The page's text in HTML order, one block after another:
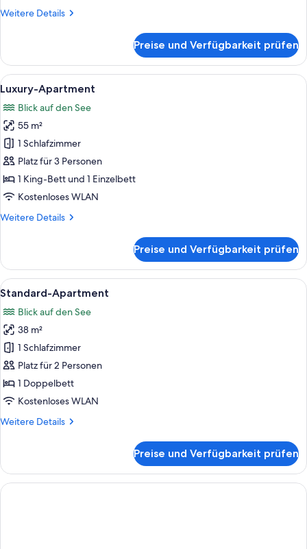
Weitere Details
Weitere
Apartment
Preise und Verfügbarkeit prüfen
Alle
Fotos
für
Luxury-
Apartment
anzeigen
Ein kompakter Wohnbereich mit
12
Luxury-Apartment
Blick auf den See
55 m²
1 Schlafzimmer
Platz für 3 Personen
1 King-Bett und 1 Einzelbett
Kostenloses WLAN
Weitere Details
Weitere
Apartment
Preise und Verfügbarkeit prüfen
Alle
Fotos
für
Standard-
Apartment
anzeigen
Standard-Apartment | 1
7
Standard-Apartment
Blick auf den See
38 m²
1 Schlafzimmer
Platz für 2 Personen
1 Doppelbett
Kostenloses WLAN
Weitere Details
Weitere
Apartment
Preise und Verfügbarkeit prüfen